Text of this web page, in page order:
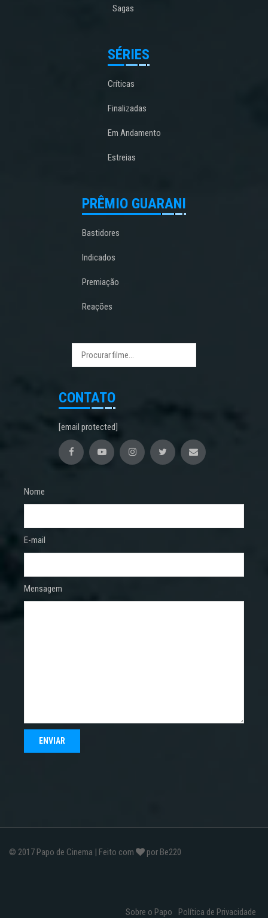
Sagas
SÉRIES
Críticas
Finalizadas
Em Andamento
Estreias
PRÊMIO GUARANI
Bastidores
Indicados
Premiação
Reações
CONTATO
[email protected]
Nome
E-mail
Mensagem
© 2017 Papo de Cinema | Feito com por Be220
Sobre o Papo Política de Privacidade